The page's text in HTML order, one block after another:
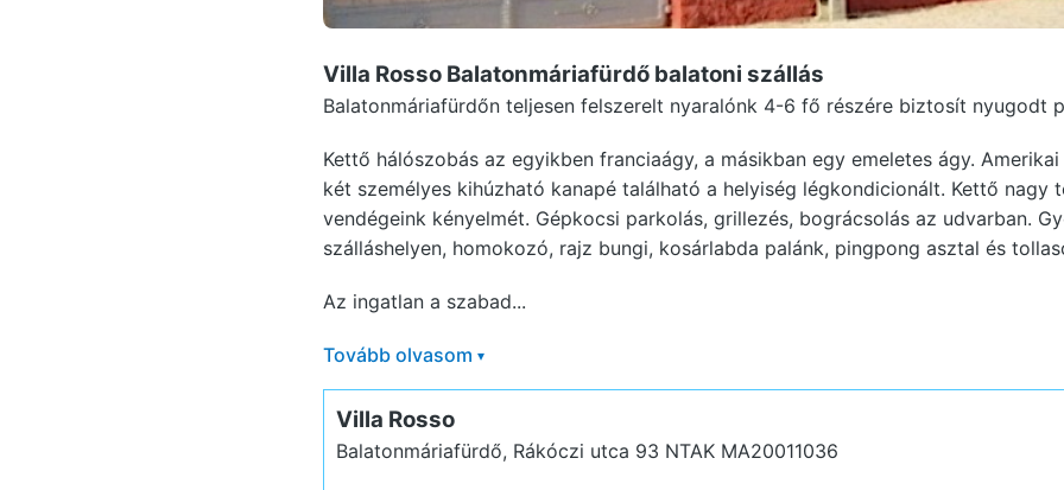
Villa Rosso Balatonmáriafürdő balatoni szállás
Balatonmáriafürdőn teljesen felszerelt nyaralónk 4-6 fő részére biztosít nyugodt
Kettő hálószobás az egyikben franciaágy, a másikban egy emeletes ágy.
két személyes kihúzható kanapé található a helyiség légkondicionált. Kettő nagy
vendégeink kényelmét. Gépkocsi parkolás, grillezés, bográcsolás az udvarban.
szálláshelyen, homokozó, rajz bungi, kosárlabda palánk, pingpong asztal és
Az ingatlan a szabad...
Tovább olvasom ▾
Villa Rosso
Balatonmáriafürdő, Rákóczi utca 93 NTAK MA20011036